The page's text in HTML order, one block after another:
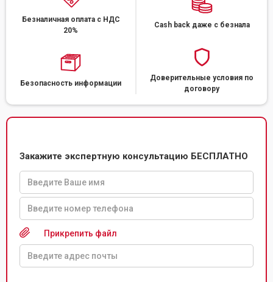
Безналичная оплата с НДС
20%
Cash back даже с безнала
Безопасность информации
Доверительные условия по
договору
Закажите экспертную консультацию БЕСПЛАТНО
Прикрепить файл